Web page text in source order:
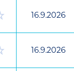
16.9.2026
16.9.2026